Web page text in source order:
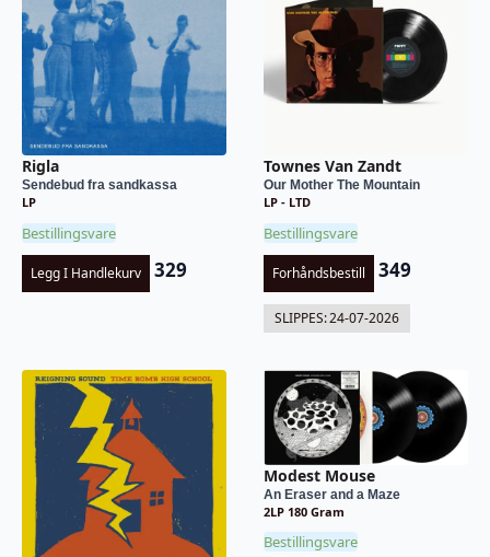
Rigla
Sendebud fra sandkassa
LP
Bestillingsvare
Legg I Handlekurv 329
Townes Van Zandt
Our Mother The Mountain
LP - LTD
Bestillingsvare
Forhåndsbestill 349
SLIPPES:24-07-2026
Modest Mouse
An Eraser and a Maze
2LP 180 Gram
Bestillingsvare